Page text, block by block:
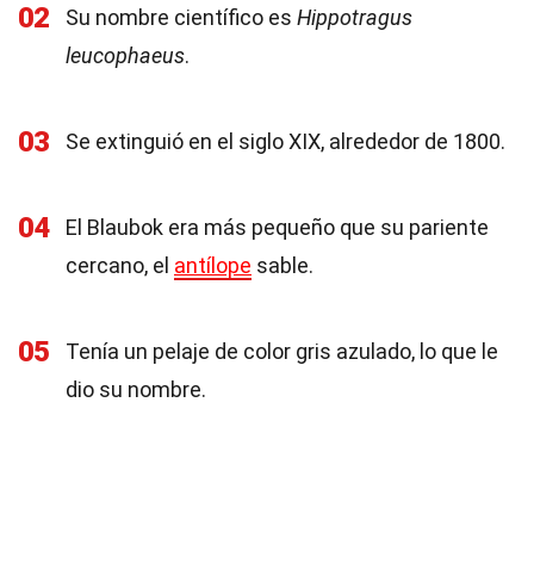
02 Su nombre científico es Hippotragus
leucophaeus.
03 Se extinguió en el siglo XIX, alrededor de 1800.
04
El Blaubok era más pequeño que su pariente
cercano, el antílope sable.
05
Tenía un pelaje de color gris azulado, lo que le
dio su nombre.